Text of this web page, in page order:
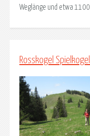
Weglänge und etwa
Rosskogel